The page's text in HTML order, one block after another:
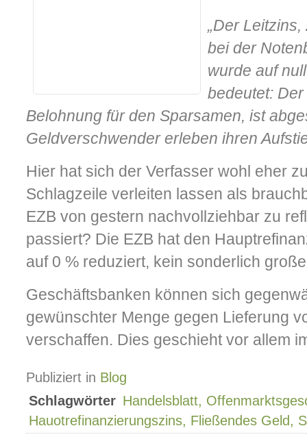
„Der
bei der
wurde auf
bedeutet:
Belohnung für den Sparsamen, ist
Geldverschwender erleben ihren
Hier hat sich der Verfasser wohl eher
Schlagzeile verleiten lassen als
EZB von gestern nachvollziehbar zu
passiert? Die EZB hat den
auf 0 % reduziert, kein sonderlich
Geschäftsbanken können sich
gewünschter Menge gegen Lieferung
verschaffen. Dies geschieht vor allem
Publiziert in Blog
Schlagwörter Handelsblatt,
Hauotrefinanzierungszins, Fließendes Geld,